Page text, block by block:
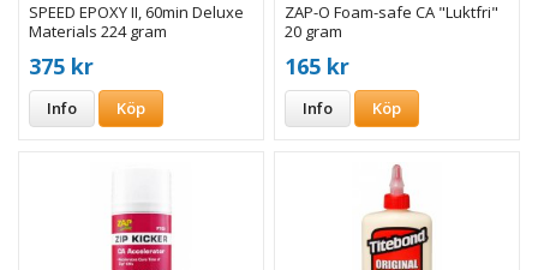
SPEED EPOXY II, 60min Deluxe
Materials 224 gram
375 kr
Info Köp
ZAP-O Foam-safe CA "Luktfri"
20 gram
165 kr
Info Köp